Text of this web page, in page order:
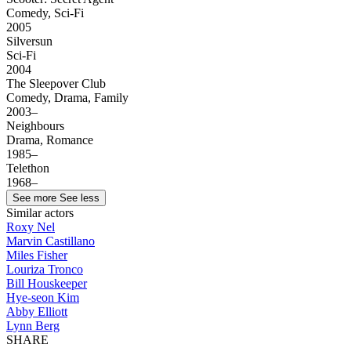
Comedy, Sci-Fi
2005
Silversun
Sci-Fi
2004
The Sleepover Club
Comedy, Drama, Family
2003–
Neighbours
Drama, Romance
1985–
Telethon
1968–
See more See less
Similar actors
Roxy Nel
Marvin Castillano
Miles Fisher
Louriza Tronco
Bill Houskeeper
Hye-seon Kim
Abby Elliott
Lynn Berg
SHARE